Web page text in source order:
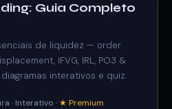
Guia Completo
de liquidez — order
IFVG, IRL, PO3 &
interativos e quiz.
· Interativo · ★ Premium